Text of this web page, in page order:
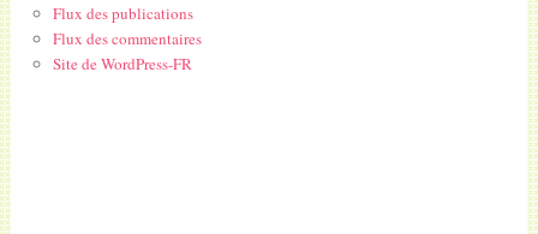
Flux des publications
Flux des commentaires
Site de WordPress-FR